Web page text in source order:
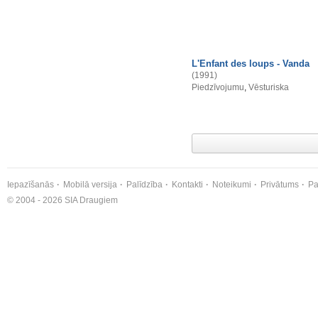
L'Enfant des loups - Vanda
(1991)
Piedzīvojumu, Vēsturiska
Iepazīšanās Mobilā versija Palīdzība Kontakti Noteikumi Privātums
© 2004 - 2026 SIA Draugiem